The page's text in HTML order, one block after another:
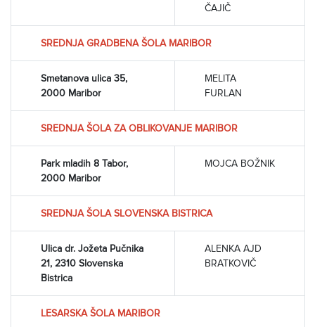
ČAJIČ
SREDNJA GRADBENA ŠOLA MARIBOR
Smetanova ulica 35,
2000 Maribor
MELITA
FURLAN
SREDNJA ŠOLA ZA OBLIKOVANJE MARIBOR
Park mladih 8 Tabor,
2000 Maribor
MOJCA BOŽNIK
SREDNJA ŠOLA SLOVENSKA BISTRICA
Ulica dr. Jožeta Pučnika
21, 2310 Slovenska
Bistrica
ALENKA AJD
BRATKOVIČ
LESARSKA ŠOLA MARIBOR